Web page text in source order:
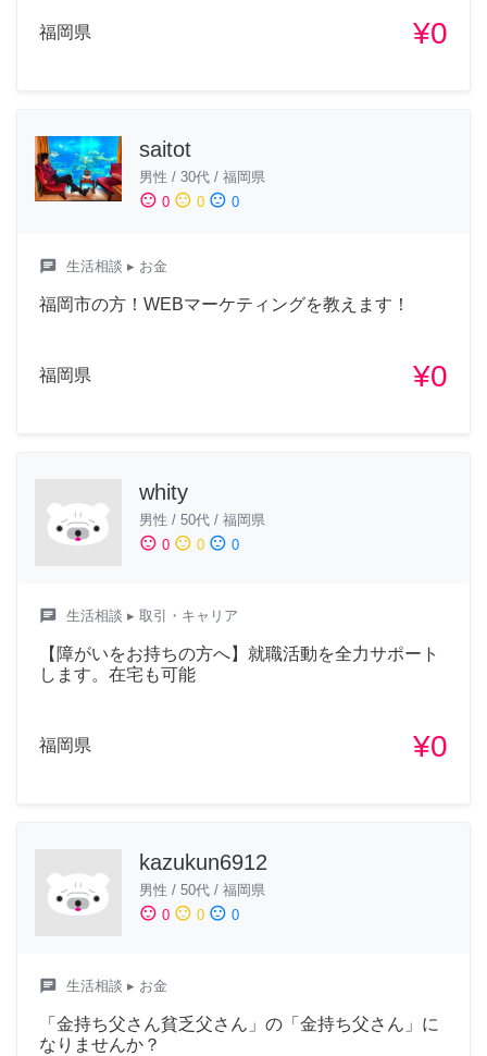
福岡県 ¥0
saitot
男性 / 30代 / 福岡県
sentiment_satisfied 0 sentiment_neutral 0 sentiment_dissatisfied 0
chat 生活相談 ▸ お金
福岡市の方！WEBマーケティングを教えます！
福岡県 ¥0
whity
男性 / 50代 / 福岡県
sentiment_satisfied 0 sentiment_neutral 0 sentiment_dissatisfied 0
chat 生活相談 ▸ 取引・キャリア
【障がいをお持ちの方へ】就職活動を全力サポート
します。在宅も可能
福岡県 ¥0
kazukun6912
男性 / 50代 / 福岡県
sentiment_satisfied 0 sentiment_neutral 0 sentiment_dissatisfied 0
chat 生活相談 ▸ お金
「金持ち父さん貧乏父さん」の「金持ち父さん」に
なりませんか？